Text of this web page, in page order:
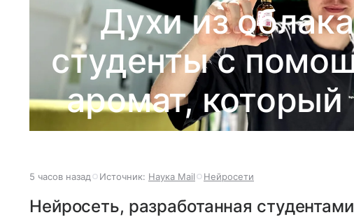
Духи из
студенты с
аромат, который
5 часов назад Источник: Наука Mail Нейросети
Нейросеть, разработанная